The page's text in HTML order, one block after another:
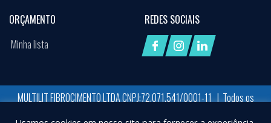
ORÇAMENTO
Minha lista
REDES SOCIAIS
MULTILIT FIBROCIMENTO LTDA CNPJ:72.071.541/0001-11 | Todos os